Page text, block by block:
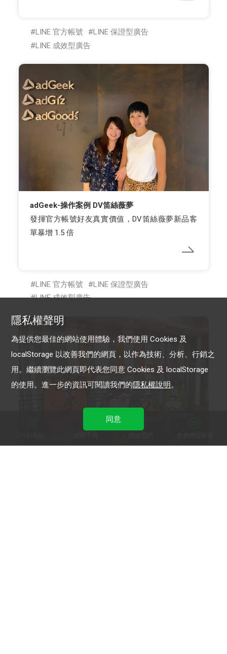
LINE 官方帳號
LINE 保證型廣告
LINE 成效型廣告
adGeek-操作案例 DV笛絲薇夢
發揮官方帳號好友真實價值，DV笛絲薇夢新品客
單暴增 1.5 倍
LINE 官方帳號
LINE 保證型廣告
LINE 成效型廣告
隱私權聲明
為提供您最佳的網站使用體驗，我們使用 Cookies 及
localStorage 以改善我們的網頁，以作為技術、分析、行銷之
用。繼續瀏覽此網頁即代表您同意 Cookies 及 localStorage
的使用。進一步的資訊可閱讀我們的隱私權說明。
同意